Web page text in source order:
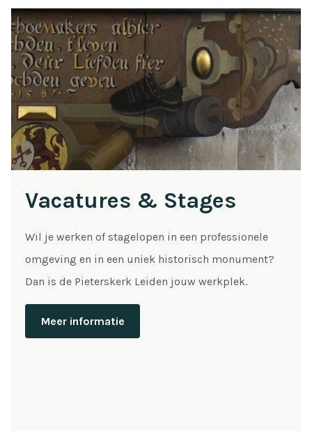
Vacatures & Stages
Wil je werken of stagelopen in een professionele
omgeving en in een uniek historisch monument?
Dan is de Pieterskerk Leiden jouw werkplek.
Meer informatie